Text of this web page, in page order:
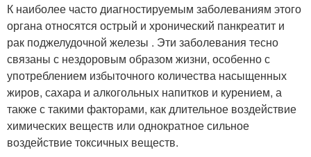
К наиболее часто диагностируемым заболеваниям этого
органа относятся острый и хронический панкреатит и
рак поджелудочной железы . Эти заболевания тесно
связаны с нездоровым образом жизни, особенно с
употреблением избыточного количества насыщенных
жиров, сахара и алкогольных напитков и курением, а
также с такими факторами, как длительное воздействие
химических веществ или однократное сильное
воздействие токсичных веществ.